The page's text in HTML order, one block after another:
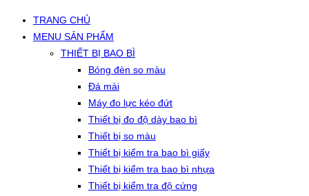
TRANG CHỦ
MENU SẢN PHẨM
THIẾT BỊ BAO BÌ
Bóng đèn so màu
Đá mài
Máy đo lực kéo đứt
Thiết bị đo độ dày bao bì
Thiết bị so màu
Thiết bị kiểm tra bao bì giấy
Thiết bị kiểm tra bao bì nhựa
Thiết bị kiểm tra độ cứng